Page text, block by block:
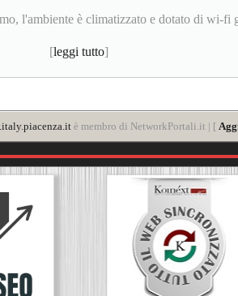
l'ambiente è climatizzato e dotato di wi-fi
[leggi tutto]
è membro di NetworkPortali.it | [